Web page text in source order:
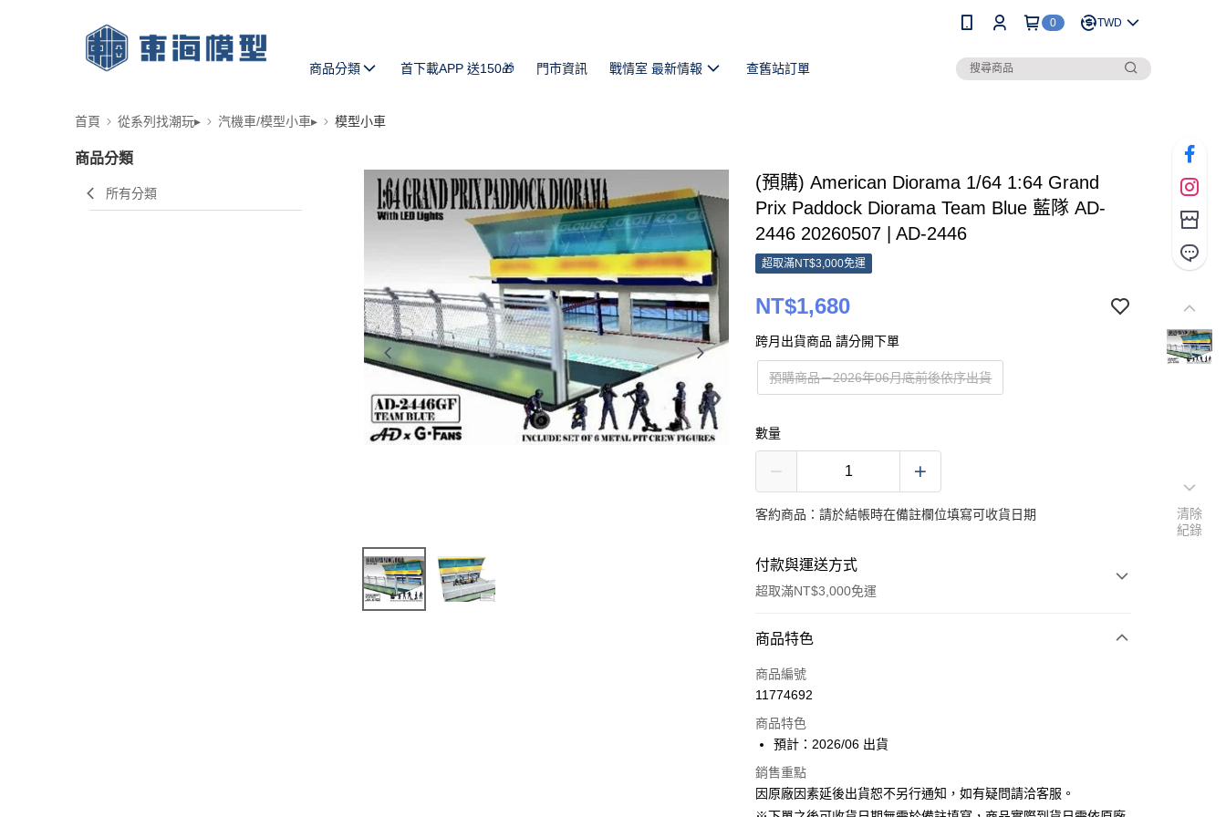
0 TWD
商品分類 首下載APP 送150🎁 門市資訊 戰情室 最新情報 查舊站訂單
首頁 從系列找潮玩▸ 汽機車/模型小車▸ 模型小車
商品分類
所有分類
(預購) American Diorama 1/64 1:64 Grand
Prix Paddock Diorama Team Blue 藍隊 AD-
2446 20260507 | AD-2446
超取滿NT$3,000免運
NT$1,680
跨月出貨商品 請分開下單
預購商品－2026年06月底前後依序出貨
數量
客約商品：請於結帳時在備註欄位填寫可收貨日期
付款與運送方式
超取滿NT$3,000免運
付款方式
信用卡一次付款
Apple Pay
ATM付款
商品特色
商品編號
11774692
商品特色
預計：2026/06 出貨
銷售重點
因原廠因素延後出貨恕不另行通知，如有疑問請洽客服。
清除
紀錄